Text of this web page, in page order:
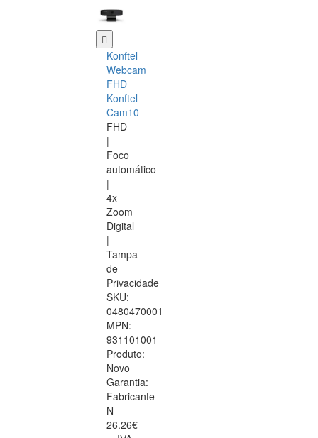
Konftel
Webcam
FHD
Konftel
Cam10
FHD
|
Foco
automático
|
4x
Zoom
Digital
|
Tampa
de
Privacidade
SKU:
0480470001
MPN:
931101001
Produto:
Novo
Garantia:
Fabricante
N
26.26€